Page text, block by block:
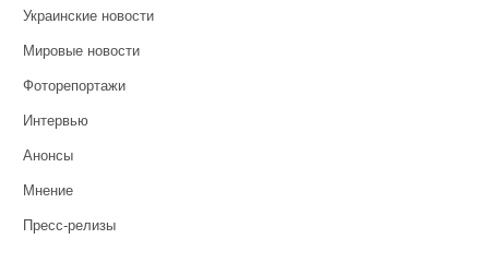
Украинские новости
Мировые новости
Фоторепортажи
Интервью
Анонсы
Мнение
Пресс-релизы